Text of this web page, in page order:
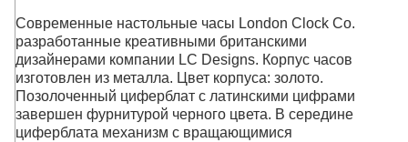
Современные настольные часы London Clock Co.
разработанные креативными британскими
дизайнерами компании LC Designs. Корпус часов
изготовлен из металла. Цвет корпуса: золото.
Позолоченный циферблат с латинскими цифрами
завершен фурнитурой черного цвета. В середине
циферблата механизм с вращающимися